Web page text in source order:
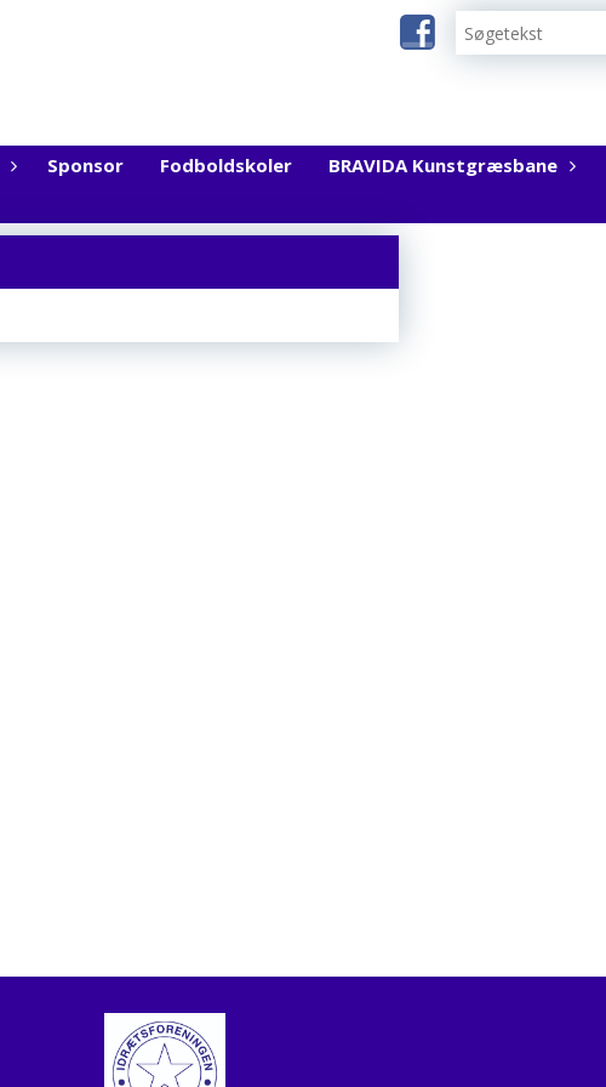
Sponsor Fodboldskoler BRAVIDA Kunstgræsbane